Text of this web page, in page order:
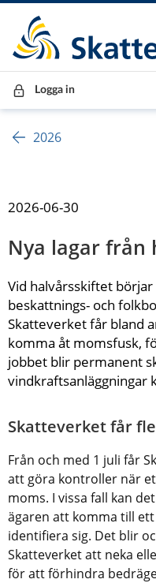
Till innehåll
Till navigationen
Till chattrobot
Logga in
2026
2026-06-30
Nya lagar från
Vid halvårsskiftet
beskattnings- och
Skatteverket får bland
komma åt momsfusk,
jobbet blir permanent
vindkraftsanläggningar
Skatteverket får
Från och med 1 juli får
att göra kontroller när
moms. I vissa fall kan
ägaren att komma till
identifiera sig. Det blir
Skatteverket att neka
för att förhindra